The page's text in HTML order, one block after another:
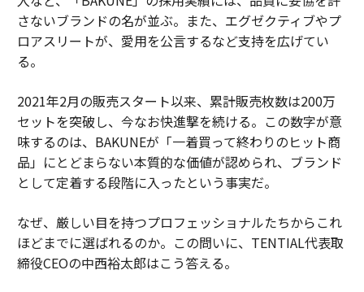
さないブランドの名が並ぶ。また、エグゼクティブやプ
ロアスリートが、愛用を公言するなど支持を広げてい
る。
2021年2月の販売スタート以来、累計販売枚数は200万
セットを突破し、今なお快進撃を続ける。この数字が意
味するのは、BAKUNEが「一着買って終わりのヒット商
品」にとどまらない本質的な価値が認められ、ブランド
として定着する段階に入ったという事実だ。
なぜ、厳しい目を持つプロフェッショナルたちからこれ
ほどまでに選ばれるのか。この問いに、TENTIAL代表取
締役CEOの中西裕太郎はこう答える。